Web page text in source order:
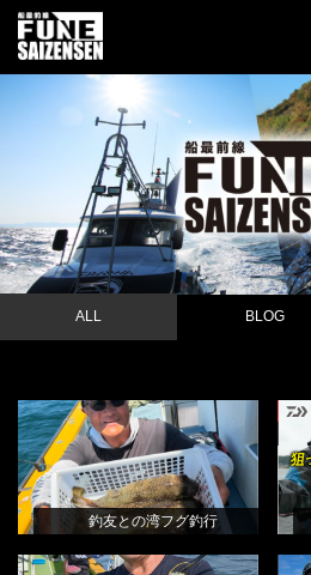
ALL BLOG
釣友との湾フグ釣行
林良一
NEW BLOG
釣友との湾フグ釣行
NEW
「極鋭友の会」剣崎解禁カワハギ釣
BLOG
ト